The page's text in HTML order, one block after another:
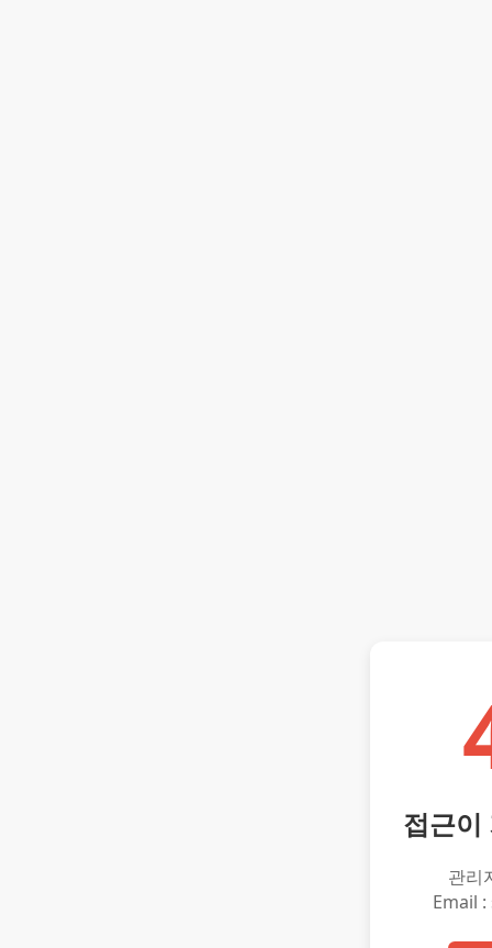
접근이
관리
Email